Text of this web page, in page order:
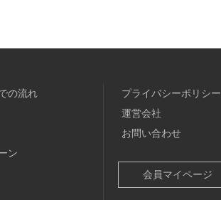
の流れ
ン
プライバシーポリシー
運営会社
お問い合わせ
会員マイページ